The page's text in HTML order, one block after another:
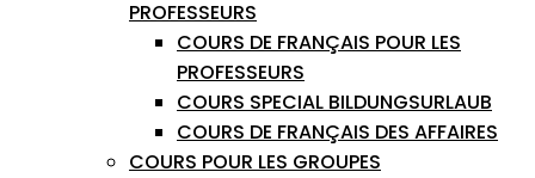
PROFESSEURS
COURS DE FRANÇAIS POUR LES
PROFESSEURS
COURS SPECIAL BILDUNGSURLAUB
COURS DE FRANÇAIS DES AFFAIRES
COURS POUR LES GROUPES